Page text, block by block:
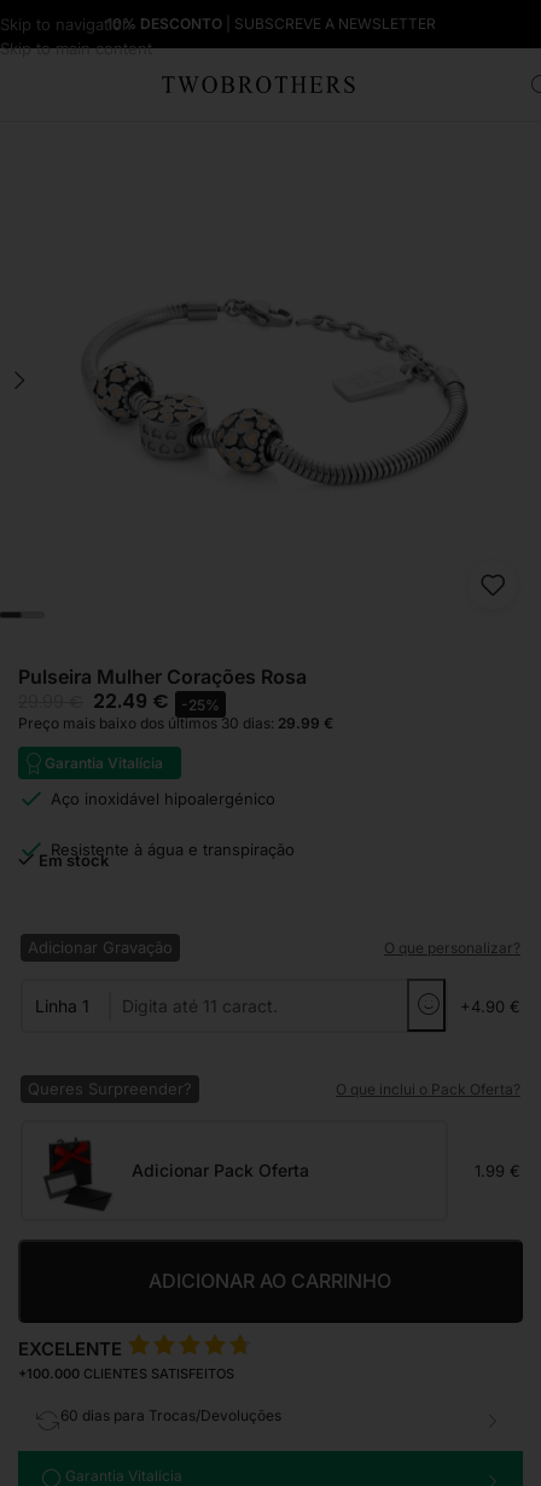
Skip to navigation
Skip to main content
10% DESCONTO| SUBSCREVE A NEWSLETTER
Pulseiras Mulher
Pulseira Mulher Corações Rosa
22.49 €
-25%
Preço mais baixo dos últimos 30 dias: 29.99 €
Garantia Vitalícia
Aço inoxidável hipoalergénico
Resistente à água e transpiração
Em stock
Adicionar Gravação O que personalizar?
Linha 1 +4.90 €
Queres Surpreender? O que inclui o Pack Oferta?
Adicionar Pack Oferta 1.99 €
ADICIONAR AO CARRINHO
EXCELENTE
+100.000 CLIENTES SATISFEITOS
60 dias para Trocas/Devoluções
Garantia Vitalícia